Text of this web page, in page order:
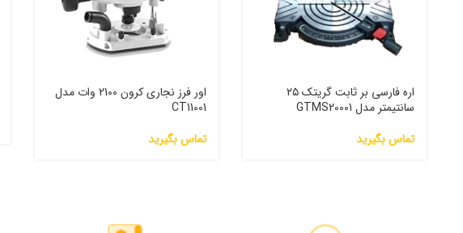
اره فارسی بر ثابت گریتک ۲۵
سانتیمتر مدل GTMS20001
تماس بگیرید
اور فرز نجاری کرون 2100 وات مدل
CT11001
تماس بگیرید